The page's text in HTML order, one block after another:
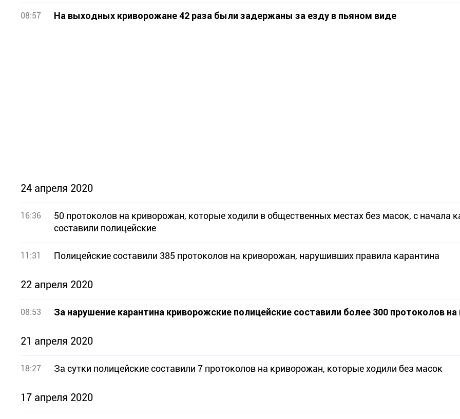
08:57 На выходных криворожане 42 раза были задержаны за езду в пьяном виде
24 апреля 2020
16:36
50 протоколов на криворожан, которые ходили в общественных местах без масок, с начала
составили полицейские
11:31 Полицейские составили 385 протоколов на криворожан, нарушивших правила карантина
22 апреля 2020
08:53 За нарушение карантина криворожские полицейские составили более 300 протоколов
21 апреля 2020
18:27 За сутки полицейские составили 7 протоколов на криворожан, которые ходили без масок
17 апреля 2020